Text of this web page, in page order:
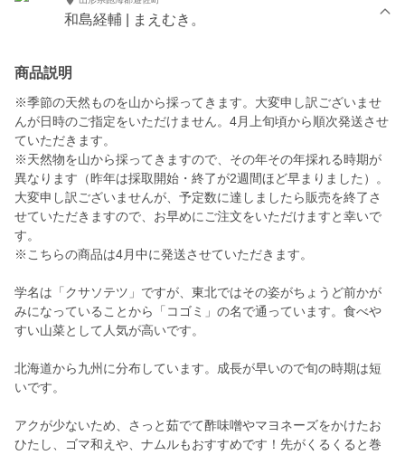
和島経輔 | まえむき。
商品説明
※季節の天然ものを山から採ってきます。大変申し訳ございませ
んが日時のご指定をいただけません。4月上旬頃から順次発送させ
ていただきます。
※天然物を山から採ってきますので、その年その年採れる時期が
異なります（昨年は採取開始・終了が2週間ほど早まりました）。
大変申し訳ございませんが、予定数に達しましたら販売を終了さ
せていただきますので、お早めにご注文をいただけますと幸いで
す。
※こちらの商品は4月中に発送させていただきます。
学名は「クサソテツ」ですが、東北ではその姿がちょうど前かが
みになっていることから「コゴミ」の名で通っています。食べや
すい山菜として人気が高いです。
北海道から九州に分布しています。成長が早いので旬の時期は短
いです。
アクが少ないため、さっと茹でて酢味噌やマヨネーズをかけたお
ひたし、ゴマ和えや、ナムルもおすすめです！先がくるくると巻